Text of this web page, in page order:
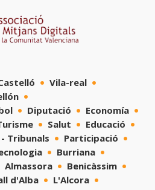
Vila-real
Diputació
Economía
Salut
Educació
Tribunals
Participació
Burriana
Almassora
Benicàssim
d'Alba
L'Alcora